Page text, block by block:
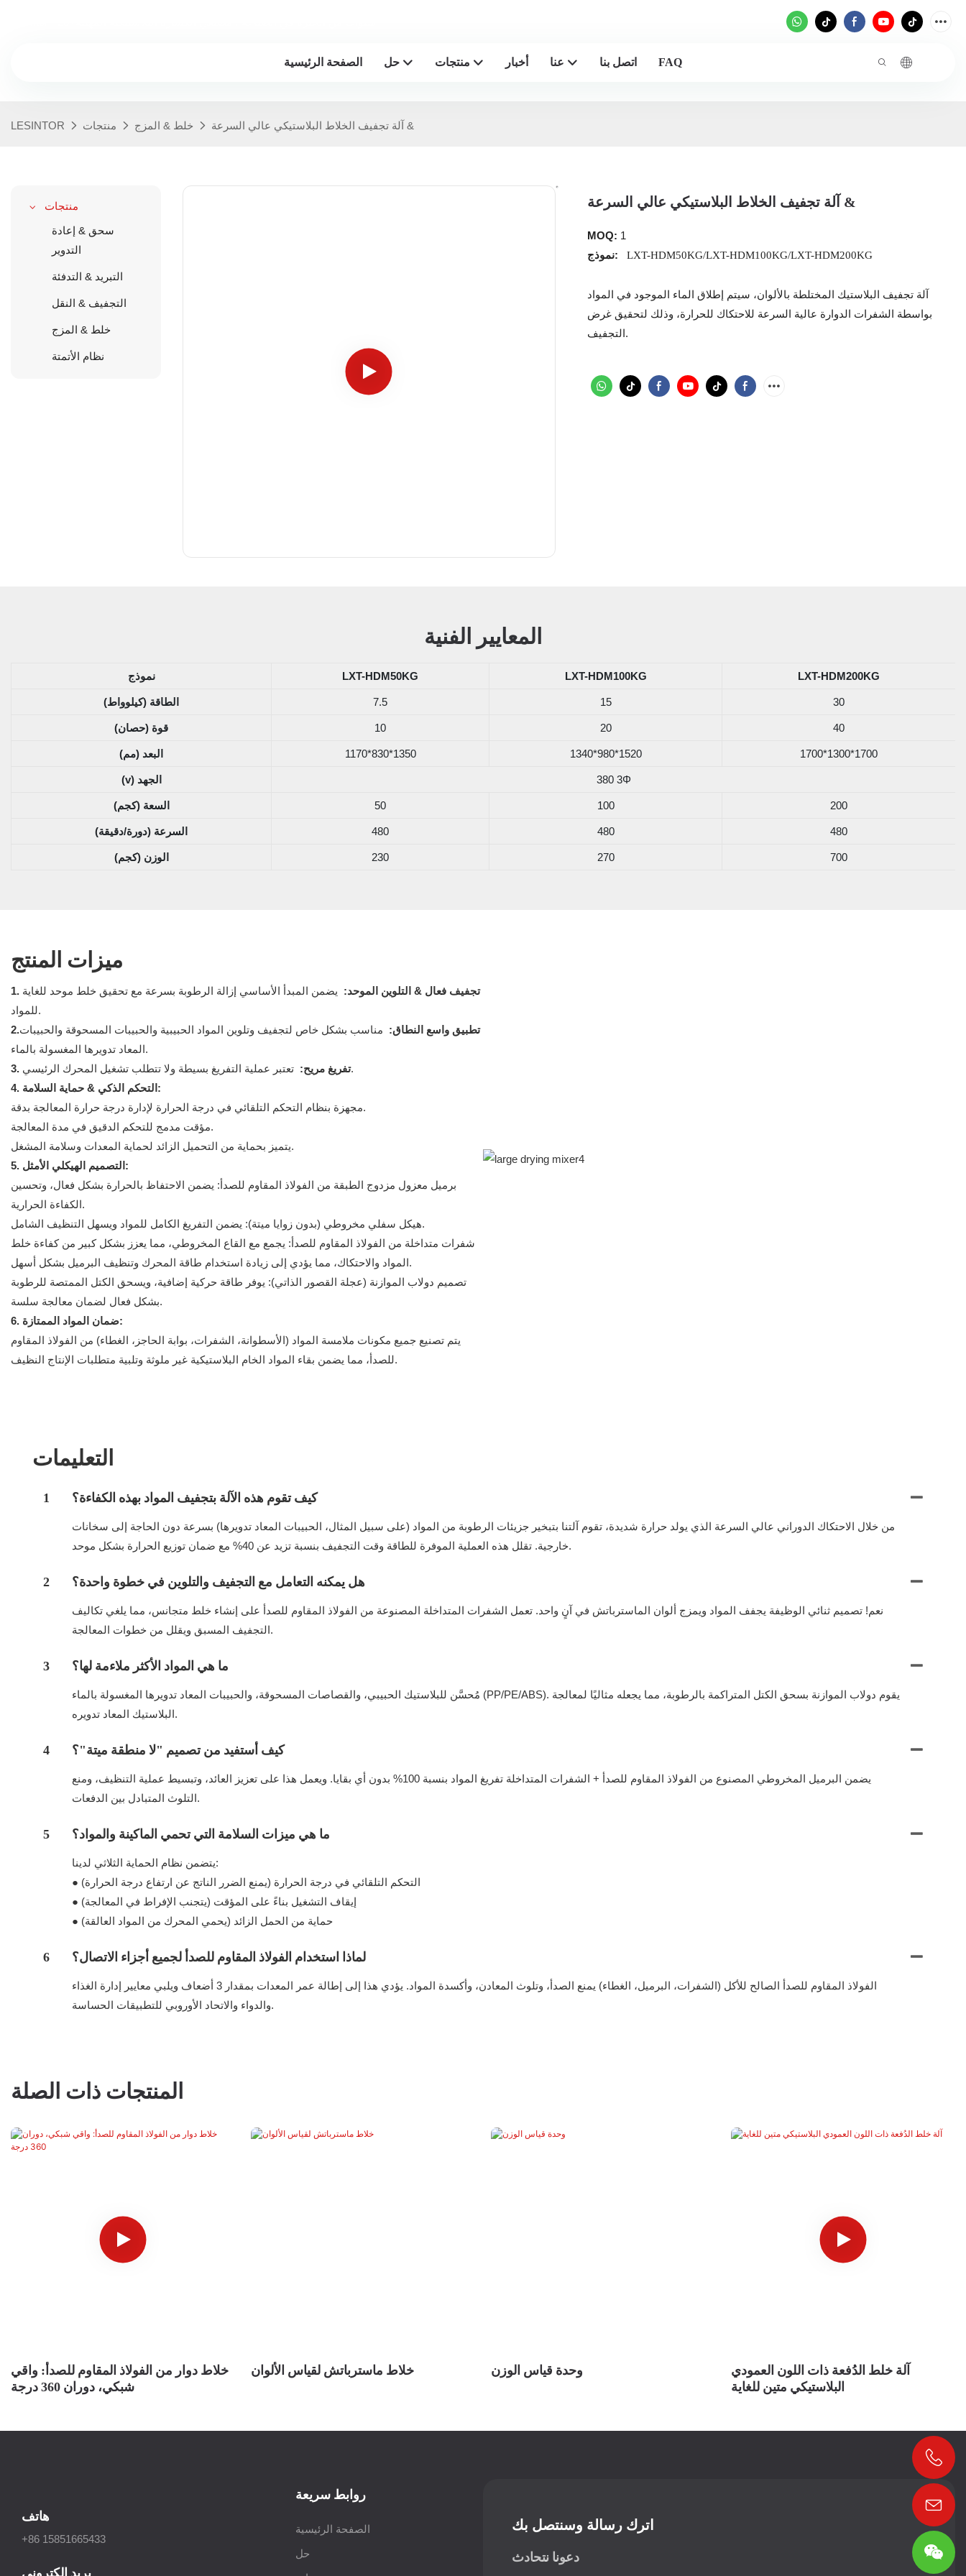
الصفحة الرئيسية حل منتجات أخبار عنا اتصل بنا FAQ
LESINTOR منتجات خلط & المزج آلة تجفيف الخلاط البلاستيكي عالي السرعة &
منتجات
سحق & إعادة
التدوير
التبريد & التدفئة
التجفيف & النقل
خلط & المزج
نظام الأتمتة
آلة تجفيف الخلاط البلاستيكي عالي السرعة &
MOQ: 1
نموذج:
LXT-HDM50KG/LXT-HDM100KG/LXT-HDM200KG
آلة تجفيف البلاستيك المختلطة بالألوان، سيتم إطلاق الماء الموجود في المواد
بواسطة الشفرات الدوارة عالية السرعة للاحتكاك للحرارة، وذلك لتحقيق غرض
التجفيف.
المعايير الفنية
نموذج LXT-HDM50KG LXT-HDM100KG LXT-HDM200KG
(كيلوواط) الطاقة 7.5 15 30
(حصان) قوة 10 20 40
(مم) البعد 1170*830*1350 1340*980*1520 1700*1300*1700
(v) الجهد 380 3Φ
(كجم) السعة 50 100 200
(دورة/دقيقة) السرعة 480 480 480
الوزن (كجم) 230 270 700
ميزات المنتج
1. تجفيف فعال & التلوين الموحد: يضمن المبدأ الأساسي إزالة الرطوبة بسرعة مع تحقيق خلط موحد للغاية
للمواد.
2.تطبيق واسع النطاق: مناسب بشكل خاص لتجفيف وتلوين المواد الحبيبية والحبيبات المسحوقة والحبيبات
المعاد تدويرها المغسولة بالماء.
3. تفريغ مريح:تعتبر عملية التفريغ بسيطة ولا تتطلب تشغيل المحرك الرئيسي.
4. التحكم الذكي & حماية السلامة:
مجهزة بنظام التحكم التلقائي في درجة الحرارة لإدارة درجة حرارة المعالجة بدقة.
مؤقت مدمج للتحكم الدقيق في مدة المعالجة.
يتميز بحماية من التحميل الزائد لحماية المعدات وسلامة المشغل.
5. التصميم الهيكلي الأمثل:
برميل معزول مزدوج الطبقة من الفولاذ المقاوم للصدأ: يضمن الاحتفاظ بالحرارة بشكل فعال، وتحسين
الكفاءة الحرارية.
هيكل سفلي مخروطي (بدون زوايا ميتة): يضمن التفريغ الكامل للمواد ويسهل التنظيف الشامل.
شفرات متداخلة من الفولاذ المقاوم للصدأ: يجمع مع القاع المخروطي، مما يعزز بشكل كبير من كفاءة خلط
المواد والاحتكاك، مما يؤدي إلى زيادة استخدام طاقة المحرك وتنظيف البرميل بشكل أسهل.
تصميم دولاب الموازنة (عجلة القصور الذاتي): يوفر طاقة حركية إضافية، ويسحق الكتل الممتصة للرطوبة
بشكل فعال لضمان معالجة سلسة.
6. ضمان المواد الممتازة:
يتم تصنيع جميع مكونات ملامسة المواد (الأسطوانة، الشفرات، بوابة الحاجز، الغطاء) من الفولاذ المقاوم
للصدأ، مما يضمن بقاء المواد الخام البلاستيكية غير ملوثة وتلبية متطلبات الإنتاج النظيف.
التعليمات
1 كيف تقوم هذه الآلة بتجفيف المواد بهذه الكفاءة؟
من خلال الاحتكاك الدوراني عالي السرعة الذي يولد حرارة شديدة، تقوم آلتنا بتبخير جزيئات الرطوبة من المواد (على سبيل المثال، الحبيبات المعاد تدويرها) بسرعة دون الحاجة إلى سخانات
خارجية. تقلل هذه العملية الموفرة للطاقة وقت التجفيف بنسبة تزيد عن 40% مع ضمان توزيع الحرارة بشكل موحد.
2 هل يمكنه التعامل مع التجفيف والتلوين في خطوة واحدة؟
نعم! تصميم ثنائي الوظيفة يجفف المواد ويمزج ألوان الماسترباتش في آنٍ واحد. تعمل الشفرات المتداخلة المصنوعة من الفولاذ المقاوم للصدأ على إنشاء خلط متجانس، مما يلغي تكاليف
التجفيف المسبق ويقلل من خطوات المعالجة.
3 ما هي المواد الأكثر ملاءمة لها؟
مُحسَّن للبلاستيك الحبيبي، والقصاصات المسحوقة، والحبيبات المعاد تدويرها المغسولة بالماء (PP/PE/ABS). يقوم دولاب الموازنة بسحق الكتل المتراكمة بالرطوبة، مما يجعله مثاليًا لمعالجة
البلاستيك المعاد تدويره.
4 كيف أستفيد من تصميم "لا منطقة ميتة"؟
يضمن البرميل المخروطي المصنوع من الفولاذ المقاوم للصدأ + الشفرات المتداخلة تفريغ المواد بنسبة 100% بدون أي بقايا. ويعمل هذا على تعزيز العائد، وتبسيط عملية التنظيف، ومنع
التلوث المتبادل بين الدفعات.
5 ما هي ميزات السلامة التي تحمي الماكينة والمواد؟
يتضمن نظام الحماية الثلاثي لدينا:
● التحكم التلقائي في درجة الحرارة (يمنع الضرر الناتج عن ارتفاع درجة الحرارة)
● إيقاف التشغيل بناءً على المؤقت (يتجنب الإفراط في المعالجة)
● حماية من الحمل الزائد (يحمي المحرك من المواد العالقة)
6 لماذا استخدام الفولاذ المقاوم للصدأ لجميع أجزاء الاتصال؟
الفولاذ المقاوم للصدأ الصالح للأكل (الشفرات، البرميل، الغطاء) يمنع الصدأ، وتلوث المعادن، وأكسدة المواد. يؤدي هذا إلى إطالة عمر المعدات بمقدار 3 أضعاف ويلبي معايير إدارة الغذاء
والدواء والاتحاد الأوروبي للتطبيقات الحساسة.
المنتجات ذات الصلة
خلاط دوار من الفولاذ المقاوم للصدأ: واقي
شبكي، دوران 360 درجة
خلاط ماسترباتش لقياس الألوان وحدة قياس الوزن
آلة خلط الدُفعة ذات اللون العمودي
البلاستيكي متين للغاية
هاتف
+86 15851665433
بريد إلكتروني
روابط سريعة
الصفحة الرئيسية
حل
اترك رسالة وسنتصل بك
دعونا نتحادث